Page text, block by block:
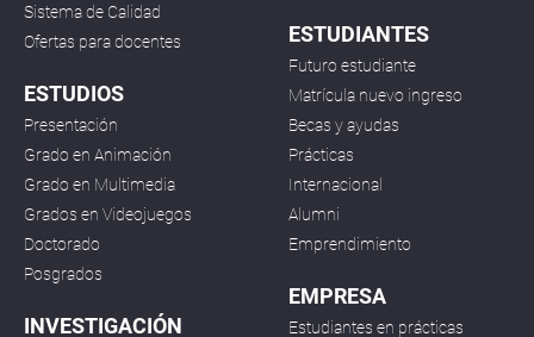
Sistema de Calidad
Ofertas para docentes
ESTUDIOS
Presentación
Grado en Animación
Grado en Multimedia
Grados en Videojuegos
Doctorado
Posgrados
INVESTIGACIÓN
ESTUDIANTES
Futuro estudiante
Matrícula nuevo ingreso
Becas y ayudas
Prácticas
Internacional
Alumni
Emprendimiento
EMPRESA
Estudiantes en prácticas